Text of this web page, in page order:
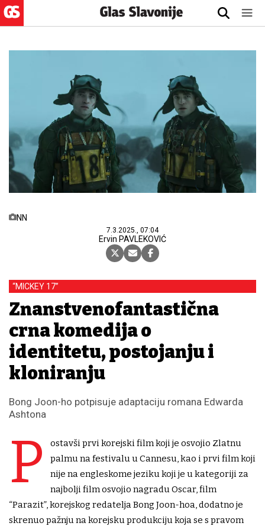
NN
7.3.2025., 07:04
Ervin PAVLEKOVIĆ
“MICKEY 17”
Znanstvenofantastična
crna komedija o
identitetu, postojanju i
kloniranju
Bong Joon-ho potpisuje adaptaciju romana Edwarda
Ashtona
P
ostavši prvi korejski film koji je osvojio Zlatnu
palmu na festivalu u Cannesu, kao i prvi film koji
nije na engleskome jeziku koji je u kategoriji za
najbolji film osvojio nagradu Oscar, film
“Parazit”, korejskog redatelja Bong Joon-hoa, dodatno je
skrenuo pažnju na korejsku produkciju koja se s pravom